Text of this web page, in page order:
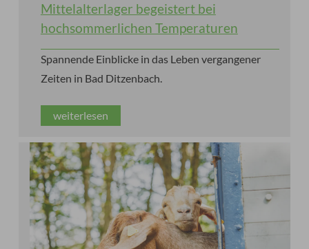
Mittelalterlager begeistert bei
hochsommerlichen Temperaturen
Spannende Einblicke in das Leben vergangener
Zeiten in Bad Ditzenbach.
weiterlesen